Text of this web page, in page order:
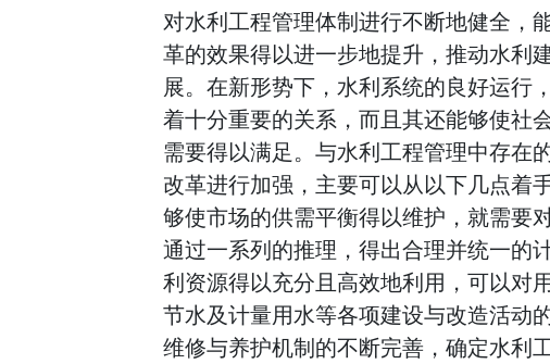
对水利工程管理体制进行不断地健全，
革的效果得以进一步地提升，推动水利
展。在新形势下，水利系统的良好运行
着十分重要的关系，而且其还能够使社
需要得以满足。与水利工程管理中存在
改革进行加强，主要可以从以下几点
够使市场的供需平衡得以维护，就需要
通过一系列的推理，得出合理并统一
利资源得以充分且高效地利用，可以对
节水及计量用水等各项建设与改造活
维修与养护机制的不断完善，确定水利